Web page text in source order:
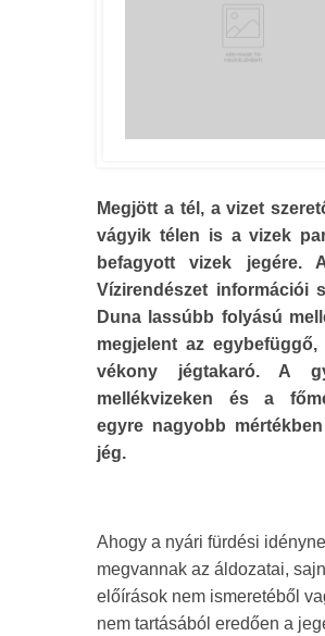
Megjött a tél, a vizet
vágyik télen is a vizek
befagyott vizek jegére.
Vízirendészet információi
Duna lassúbb folyású
megjelent az egybefüggő,
vékony jégtakaró. A
mellékvizeken és a
egyre nagyobb
jég.
Ahogy a nyári fürdési
megvannak az áldozatai,
előírások nem ismeretéből
nem tartásából eredően a